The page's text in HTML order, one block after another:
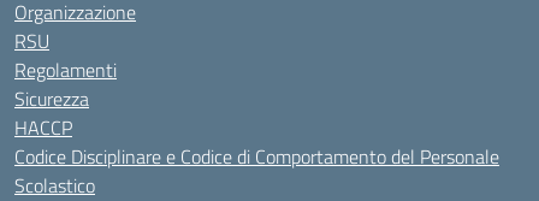
Organizzazione
RSU
Regolamenti
Sicurezza
HACCP
Codice Disciplinare e Codice di Comportamento del Personale
Scolastico